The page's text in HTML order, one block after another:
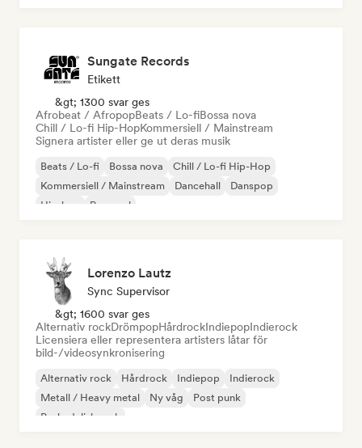
Sungate Records
Etikett
&gt; 1300 svar ges
Afrobeat / AfropopBeats / Lo-fiBossa nova
Chill / Lo-fi Hip-HopKommersiell / Mainstream
Signera artister eller ge ut deras musik
Beats / Lo-fi Bossa nova
Chill / Lo-fi Hip-Hop
Kommersiell / Mainstream
Dancehall
Danspop
Hip-hop
Pop soul
Lorenzo Lautz
Sync Supervisor
&gt; 1600 svar ges
Alternativ rockDrömpopHårdrockIndiepopIndierock
Licensiera eller representera artisters låtar för
bild-/videosynkronisering
Alternativ rock Hårdrock Indiepop
Indierock
Metall / Heavy metal
Ny våg
Post punk
Psykedelisk rock